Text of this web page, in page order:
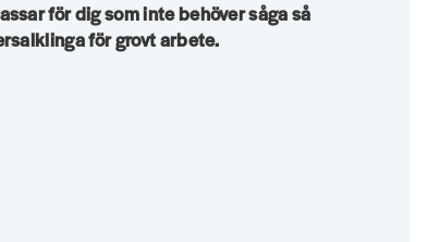
för dig som inte behöver såga så
för grovt arbete.